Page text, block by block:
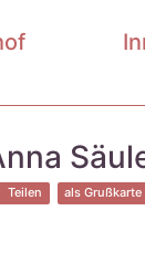
Teilen als Grußkarte